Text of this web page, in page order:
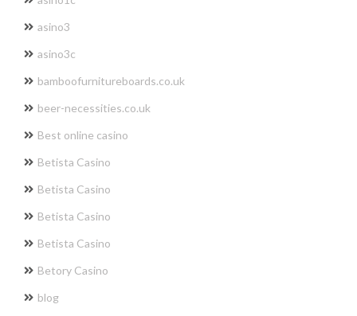
asino3
asino3c
bamboofurnitureboards.co.uk
beer-necessities.co.uk
Best online casino
Betista Casino
Betista Casino
Betista Casino
Betista Casino
Betory Casino
blog